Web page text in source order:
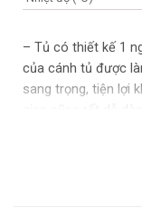
– Tủ có thiết kế 1
của cánh tủ được
sang trọng, tiện lợi
– Dung tích tổng